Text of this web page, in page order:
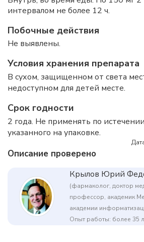
интервалом не более 12 ч.
Побочные действия
Не выявлены.
Условия хранения препарата
В сухом, защищенном от света
недоступном для детей месте.
Срок годности
2 года. Не применять по
указанного на упаковке.
Описание проверено
Крылов Юрий
(фармаколог, доктор
профессор, академик
академии
Опыт работы: более 35